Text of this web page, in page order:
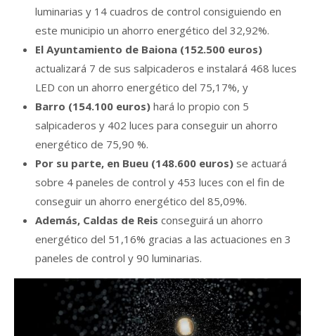
luminarias y 14 cuadros de control consiguiendo en
este municipio un ahorro energético del 32,92%.
El Ayuntamiento de Baiona (152.500 euros)
actualizará 7 de sus salpicaderos e instalará 468 luces
LED con un ahorro energético del 75,17%, y
Barro (154.100 euros) hará lo propio con 5
salpicaderos y 402 luces para conseguir un ahorro
energético de 75,90 %.
Por su parte, en Bueu (148.600 euros) se actuará
sobre 4 paneles de control y 453 luces con el fin de
conseguir un ahorro energético del 85,09%.
Además, Caldas de Reis conseguirá un ahorro
energético del 51,16% gracias a las actuaciones en 3
paneles de control y 90 luminarias.